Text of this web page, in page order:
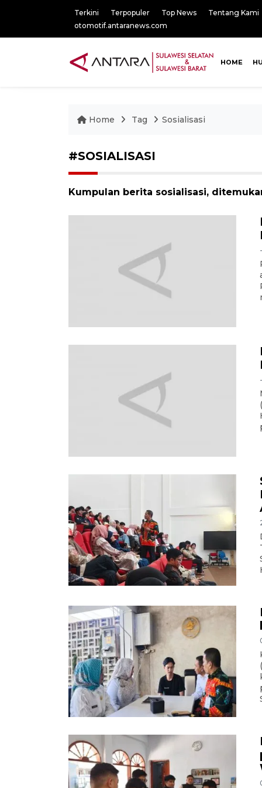
Terkini Terpopuler Top News
Tentang Kami
otomotif.antaranews.com
HOME
Home Tag Sosialisasi
#SOSIALISASI
Kumpulan berita sosialisasi,